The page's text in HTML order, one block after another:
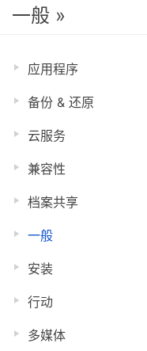
一般 »
应用程序
备份 & 还原
云服务
兼容性
档案共享
一般
安装
行动
多媒体